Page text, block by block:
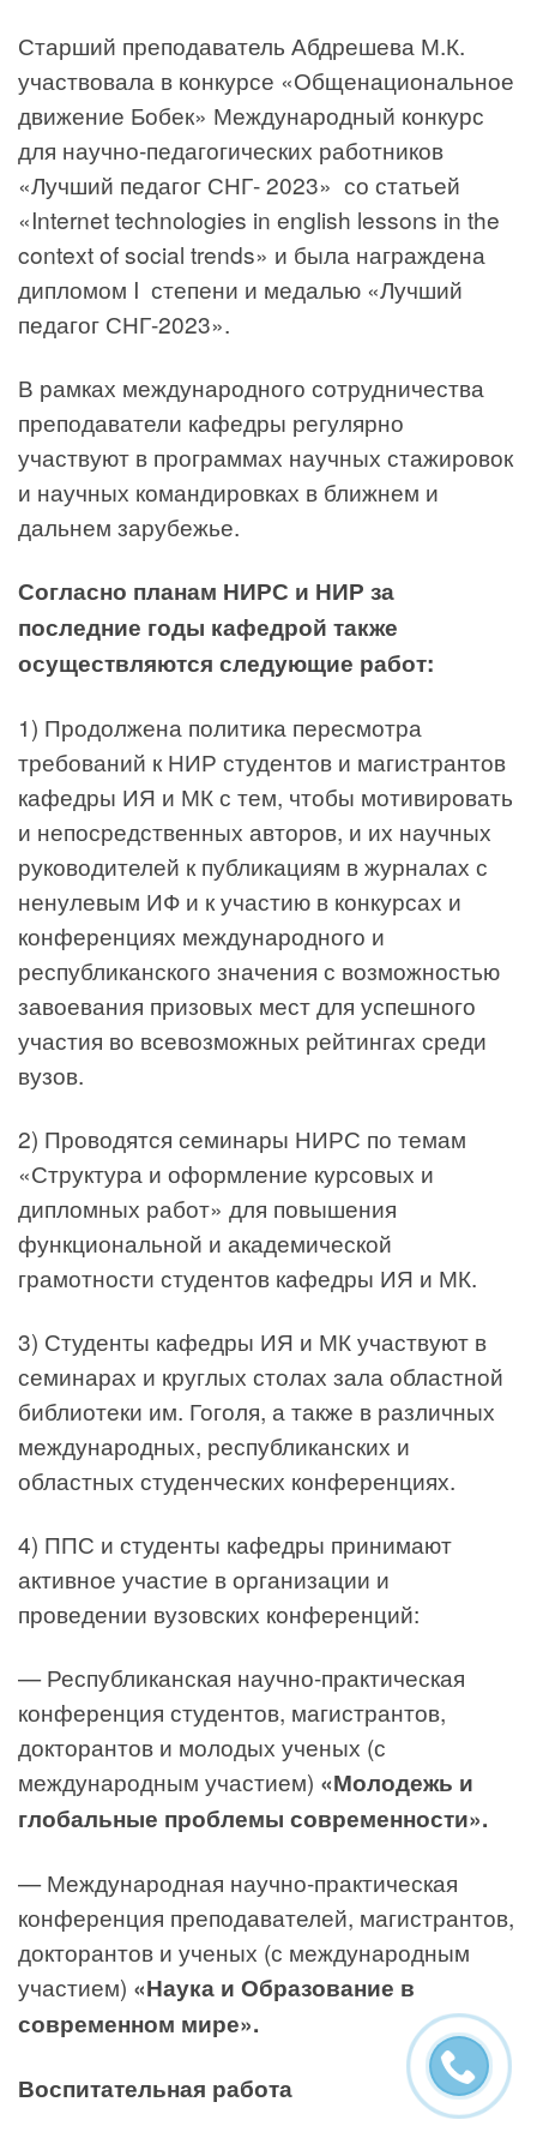
Старший преподаватель Абдрешева М.К.
участвовала в конкурсе «Общенациональное
движение Бобек» Международный конкурс
для научно-педагогических работников
«Лучший педагог СНГ- 2023» со статьей
«Internet technologies in english lessons in the
context of social trends» и была награждена
дипломом I степени и медалью «Лучший
педагог СНГ-2023».
В рамках международного сотрудничества
преподаватели кафедры регулярно
участвуют в программах научных стажировок
и научных командировках в ближнем и
дальнем зарубежье.
Согласно планам НИРС и НИР за
последние годы кафедрой также
осуществляются следующие работ:
1) Продолжена политика пересмотра
требований к НИР студентов и магистрантов
кафедры ИЯ и МК с тем, чтобы мотивировать
и непосредственных авторов, и их научных
руководителей к публикациям в журналах с
ненулевым ИФ и к участию в конкурсах и
конференциях международного и
республиканского значения с возможностью
завоевания призовых мест для успешного
участия во всевозможных рейтингах среди
вузов.
2) Проводятся семинары НИРС по темам
«Структура и оформление курсовых и
дипломных работ» для повышения
функциональной и академической
грамотности студентов кафедры ИЯ и МК.
3) Студенты кафедры ИЯ и МК участвуют в
семинарах и круглых столах зала областной
библиотеки им. Гоголя, а также в различных
международных, республиканских и
областных студенческих конференциях.
4) ППС и студенты кафедры принимают
активное участие в организации и
проведении вузовских конференций:
— Республиканская научно-практическая
конференция студентов, магистрантов,
докторантов и молодых ученых (с
международным участием) «Молодежь и
глобальные проблемы современности».
— Международная научно-практическая
конференция преподавателей, магистрантов,
докторантов и ученых (с международным
участием) «Наука и Образование в
современном мире».
Воспитательная работа